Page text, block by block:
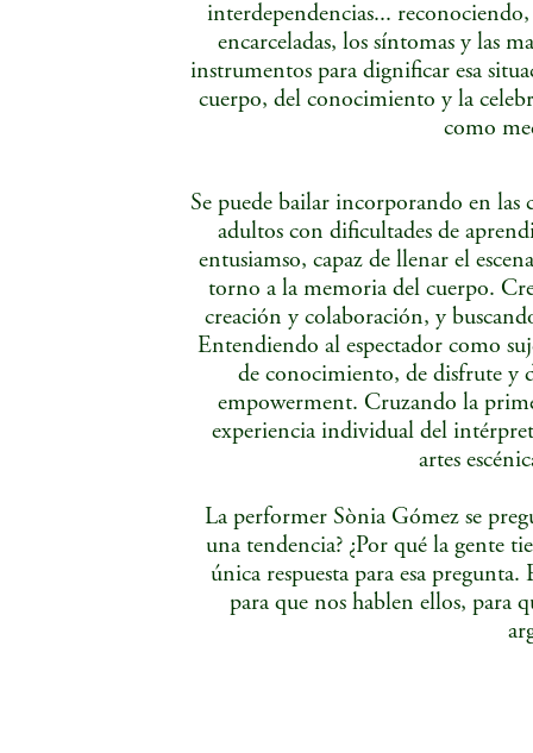
interdependencias...
encarceladas, los síntomas y las
instrumentos para dignificar esa
cuerpo, del conocimiento y la
como
Se puede bailar incorporando en
adultos con dificultades de
entusiamso, capaz de llenar el
torno a la memoria del cuerpo.
creación y colaboración, y
Entendiendo al espectador como
de conocimiento, de disfrute y
empowerment. Cruzando la
experiencia individual del
artes
La performer Sònia Gómez se
una tendencia? ¿Por qué la gente
única respuesta para esa
para que nos hablen ellos, para